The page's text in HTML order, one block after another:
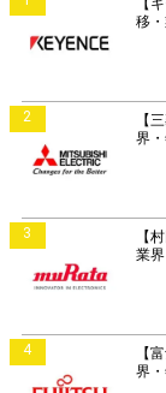
移
2
【
界
3
【
業
4
【
界